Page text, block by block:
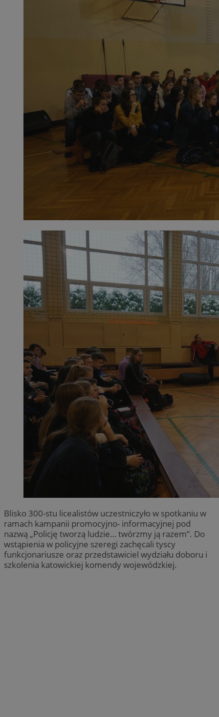
Blisko 300-stu licealistów uczestniczyło w spotkaniu w
ramach kampanii promocyjno- informacyjnej pod
nazwą „Policję tworzą ludzie… twórzmy ją razem”. Do
wstąpienia w policyjne szeregi zachęcali tyscy
funkcjonariusze oraz przedstawiciel wydziału doboru i
szkolenia katowickiej komendy wojewódzkiej.